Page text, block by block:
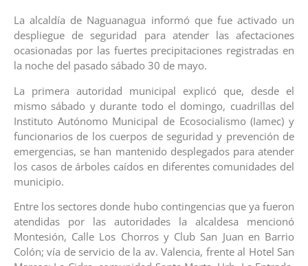
La alcaldía de Naguanagua informó que fue activado un
despliegue de seguridad para atender las afectaciones
ocasionadas por las fuertes precipitaciones registradas en
la noche del pasado sábado 30 de mayo.
La primera autoridad municipal explicó que, desde el
mismo sábado y durante todo el domingo, cuadrillas del
Instituto Autónomo Municipal de Ecosocialismo (Iamec) y
funcionarios de los cuerpos de seguridad y prevención de
emergencias, se han mantenido desplegados para atender
los casos de árboles caídos en diferentes comunidades del
municipio.
Entre los sectores donde hubo contingencias que ya fueron
atendidas por las autoridades la alcaldesa mencionó
Montesión, Calle Los Chorros y Club San Juan en Barrio
Colón; vía de servicio de la av. Valencia, frente al Hotel San